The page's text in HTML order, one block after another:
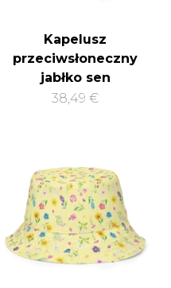
Kapelusz
przeciwsłoneczny
jabłko sen
38,49 €